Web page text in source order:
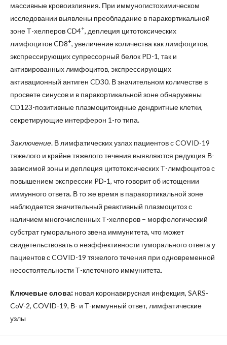
массивные кровоизлияния. При иммуногистохимическом
исследовании выявлены преобладание в паракортикальной
зоне Т-хелперов CD4+, деплеция цитотоксических
лимфоцитов CD8+, увеличение количества как лимфоцитов,
экспрессирующих супрессорный белок PD-1, так и
активированных лимфоцитов, экспрессирующих
активационный антиген CD30. В значительном количестве в
просвете синусов и в паракортикальной зоне обнаружены
CD123-позитивные плазмоцитоидные дендритные клетки,
секретирующие интерферон 1-го типа.
Заключение. В лимфатических узлах пациентов с COVID-19
тяжелого и крайне тяжелого течения выявляются редукция В-
зависимой зоны и деплеция цитотоксических Т-лимфоцитов с
повышением экспрессии PD-1, что говорит об истощении
иммунного ответа. В то же время в паракортикальной зоне
наблюдается значительный реактивный плазмоцитоз с
наличием многочисленных Т-хелперов – морфологический
субстрат гуморального звена иммунитета, что может
свидетельствовать о неэффективности гуморального ответа у
пациентов с COVID-19 тяжелого течения при одновременной
несостоятельности Т-клеточного иммунитета.
Ключевые слова: новая коронавирусная инфекция, SARS-
CoV-2, COVID-19, В- и Т-иммунный ответ, лимфатические
узлы